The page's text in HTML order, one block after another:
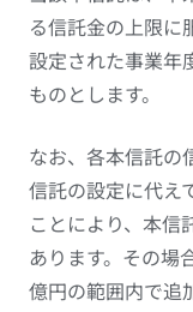
る信託金の上限に
設定された事業年
ものとします。
なお、各本信託の
信託の設定に代え
ことにより、本信
あります。その場
億円の範囲内で追